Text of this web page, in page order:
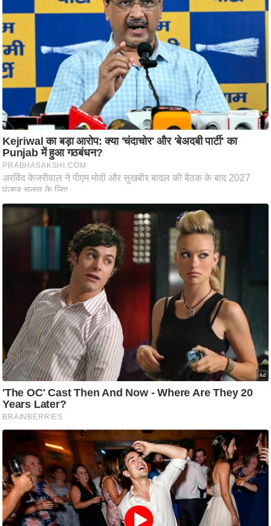
र
.
आ
ई
प
र
स
मी
क्षा
ध
र्म
हि
मा
/
ध
र्म
स्थ
त
त्यो
हा
र